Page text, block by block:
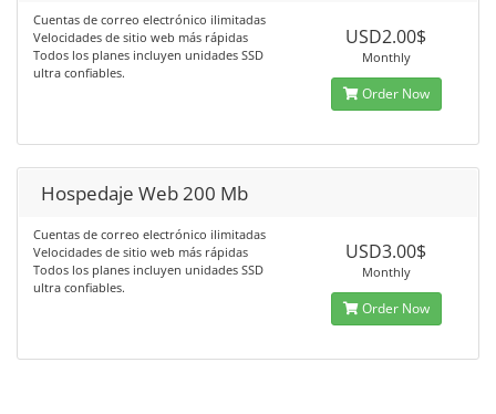
Cuentas de correo electrónico ilimitadas
Velocidades de sitio web más rápidas
Todos los planes incluyen unidades SSD
ultra confiables.
USD2.00$
Monthly
Order Now
Hospedaje Web 200 Mb
Cuentas de correo electrónico ilimitadas
Velocidades de sitio web más rápidas
Todos los planes incluyen unidades SSD
ultra confiables.
USD3.00$
Monthly
Order Now